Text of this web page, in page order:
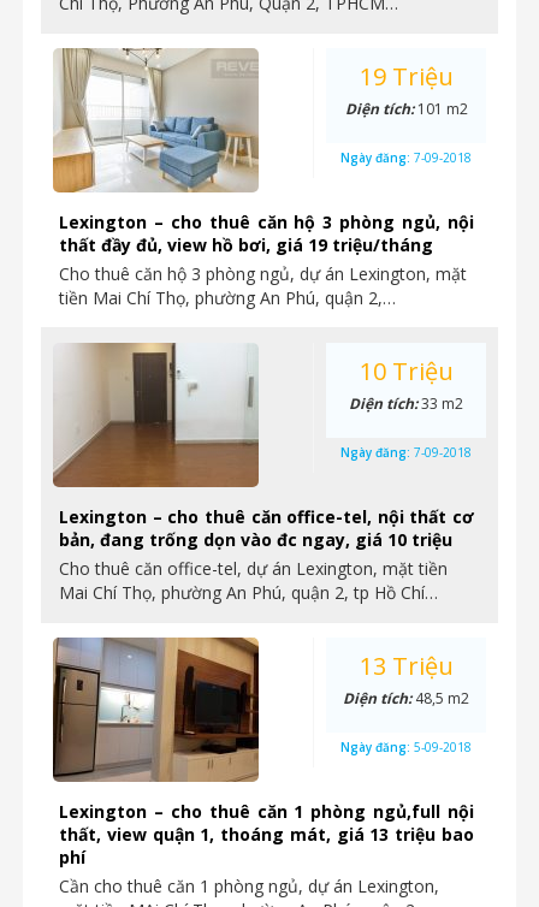
Lexington – cho thuê căn hộ 3 phòng ngủ, nội
thất đầy đủ, view hồ bơi, giá 19 triệu/tháng
Cho thuê căn hộ 3 phòng ngủ, dự án Lexington, mặt
tiền Mai Chí Thọ, phường An Phú, quận 2,…
19 Triệu
Diện tích:101 m2
Ngày đăng: 7-09-2018
Lexington – cho thuê căn office-tel, nội thất cơ
bản, đang trống dọn vào đc ngay, giá 10 triệu
Cho thuê căn office-tel, dự án Lexington, mặt tiền
Mai Chí Thọ, phường An Phú, quận 2, tp Hồ Chí…
10 Triệu
Diện tích:33 m2
Ngày đăng: 7-09-2018
Lexington – cho thuê căn 1 phòng ngủ,full nội
thất, view quận 1, thoáng mát, giá 13 triệu bao
phí
Cần cho thuê căn 1 phòng ngủ, dự án Lexington,
13 Triệu
Diện tích:48,5 m2
Ngày đăng: 5-09-2018